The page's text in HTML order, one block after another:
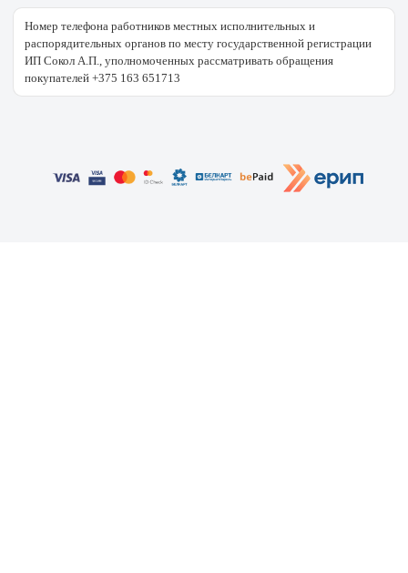
Номер телефона работников местных исполнительных и
распорядительных органов по месту государственной регистрации
ИП Сокол А.П., уполномоченных рассматривать обращения
покупателей +375 163 651713